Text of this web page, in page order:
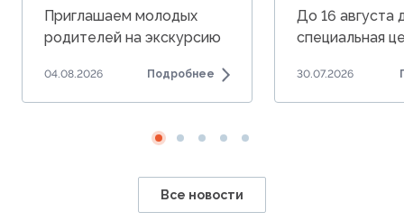
Приглашаем молодых
родителей на экскурсию
04.08.2026 Подробнее
До 16 августа
специальная
от 4,4 млн руб.
30.07.2026
Все новости